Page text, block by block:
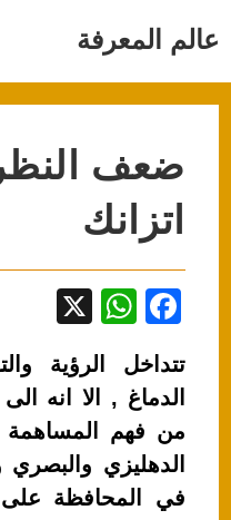
عالم المعرفة
ضعف
اتزانك
F
c
e
b
o
W
at
s
A
p
تتداخل الرؤية
الدماغ , الا انه
من فهم المساهمة
الدهليزي
في المحافظة على